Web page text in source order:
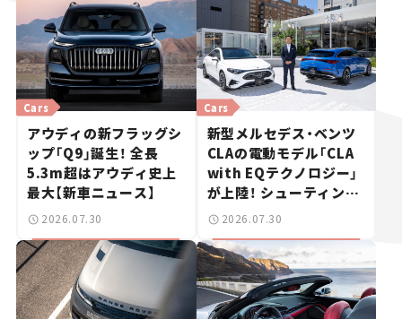
Cars
アウディの新フラッグシ
ップ「Q9」誕生！ 全長
5.3m超はアウディ史上
最大【新車ニュース】
2026.07.30
Cars
新型メルセデス・ベンツ
CLAの電動モデル「CLA
with EQテクノロジー」
が上陸！ シューティング
ブレークも発売【新車ニ
2026.07.30